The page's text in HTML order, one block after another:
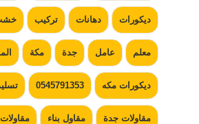
ديكورات دهانات تركيب
معلم عامل جدة مكة
ديكورات مكه 0545791353
مقاولات جدة مقاول بناء